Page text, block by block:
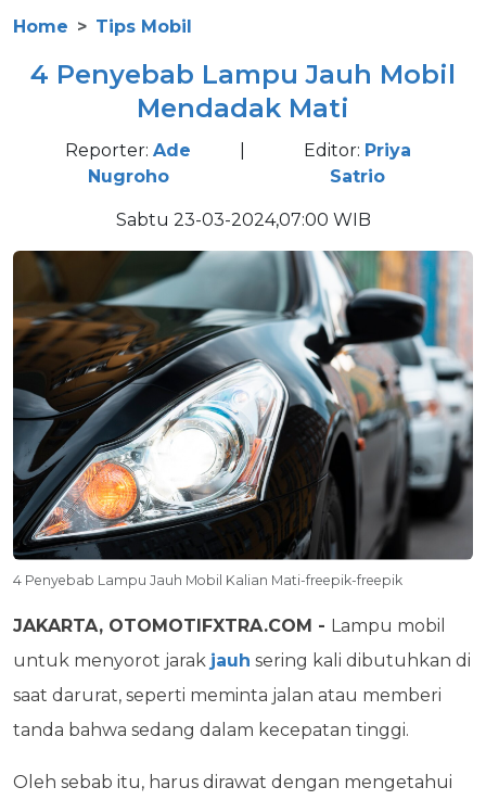
Home Tips Mobil
4 Penyebab Lampu Jauh Mobil
Mendadak Mati
Reporter: Ade
Nugroho
Editor: Priya
Satrio
Sabtu 23-03-2024,07:00 WIB
4 Penyebab Lampu Jauh Mobil Kalian Mati-freepik-freepik
JAKARTA, OTOMOTIFXTRA.COM - Lampu mobil
untuk menyorot jarak jauh sering kali dibutuhkan di
saat darurat, seperti meminta jalan atau memberi
tanda bahwa sedang dalam kecepatan tinggi.
Oleh sebab itu, harus dirawat dengan mengetahui